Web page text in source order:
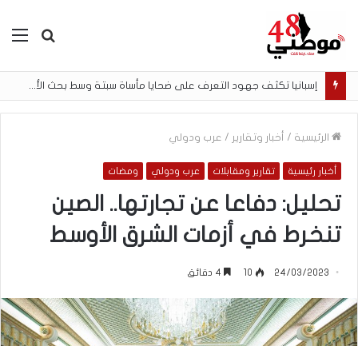
بحث
إسبانيا تكثف جهود التعرف على ضحايا مأساة سبتة وسط بحث الأسر عن المفقودين
الرئيسية / أخبار وتقارير / عرب ودولي
أخبار رئيسية تقارير ومقابلات عرب ودولي ومضات
تحليل: دفاعا عن تجارتها.. الصين
تنخرط في أزمات الشرق الأوسط
24/03/2023
10